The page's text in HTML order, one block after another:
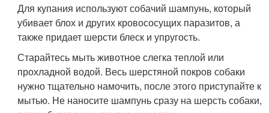
Для купания используют собачий шампунь, который
убивает блох и других кровососущих паразитов, а
также придает шерсти блеск и упругость.
Старайтесь мыть животное слегка теплой или
прохладной водой. Весь шерстяной покров собаки
нужно тщательно намочить, после этого приступайте к
мытью. Не наносите шампунь сразу на шерсть собаки,